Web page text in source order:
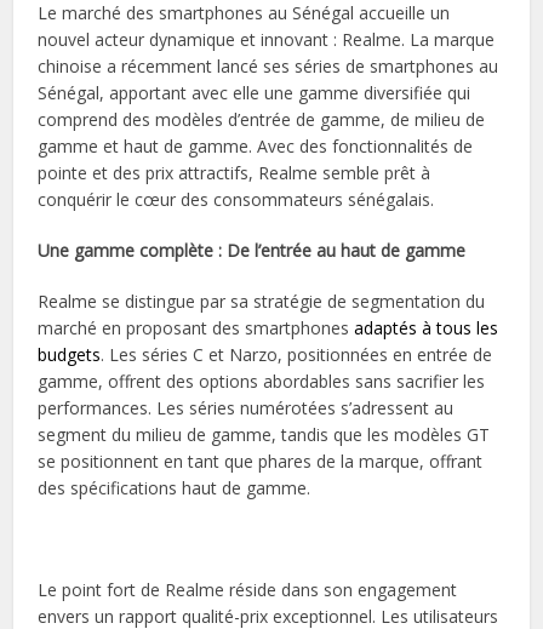
Le marché des smartphones au Sénégal accueille un
nouvel acteur dynamique et innovant : Realme. La marque
chinoise a récemment lancé ses séries de smartphones au
Sénégal, apportant avec elle une gamme diversifiée qui
comprend des modèles d’entrée de gamme, de milieu de
gamme et haut de gamme. Avec des fonctionnalités de
pointe et des prix attractifs, Realme semble prêt à
conquérir le cœur des consommateurs sénégalais.
Une gamme complète : De l’entrée au haut de gamme
Realme se distingue par sa stratégie de segmentation du
marché en proposant des smartphonesadaptés à tous les
budgets. Les séries C et Narzo, positionnées en entrée de
gamme, offrent des options abordables sans sacrifier les
performances. Les séries numérotées s’adressent au
segment du milieu de gamme, tandis que les modèles GT
se positionnent en tant que phares de la marque, offrant
des spécifications haut de gamme.
Le point fort de Realme réside dans son engagement
envers un rapport qualité-prix exceptionnel. Les utilisateurs